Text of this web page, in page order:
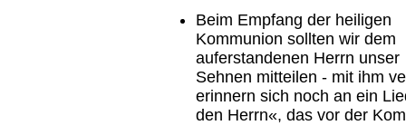
Beim Empfang der heiligen
Kommunion sollten wir dem
auferstandenen Herrn unser
Sehnen mitteilen - mit ihm
erinnern sich noch an ein
den Herrn«, das vor der